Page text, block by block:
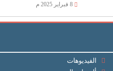
8 فبراير 2025 م
الفيديوهات